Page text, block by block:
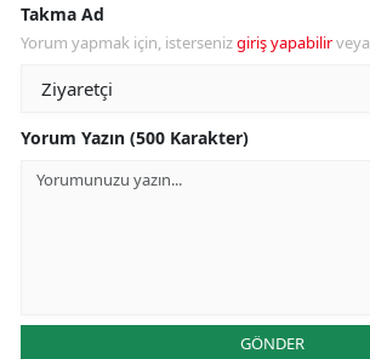
Takma Ad
Yorum yapmak için, istersenizgiriş yapabilirveya
Yorum Yazın (500 Karakter)
GÖNDER